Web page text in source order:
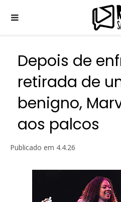
Depois de
retirada de
benigno,
aos palcos
Publicado em 4.4.26